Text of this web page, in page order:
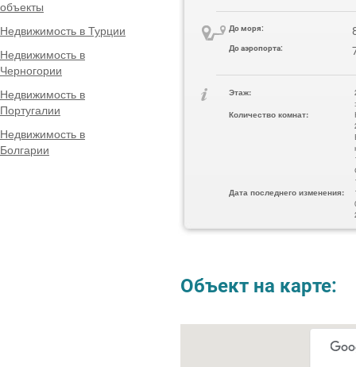
объекты
Недвижимость в Турции
Недвижимость в
Черногории
Недвижимость в
Португалии
Недвижимость в
Болгарии
До моря:
До аэропорта:
Этаж:
Количество комнат:
Дата последнего изменения:
Объект на карте: